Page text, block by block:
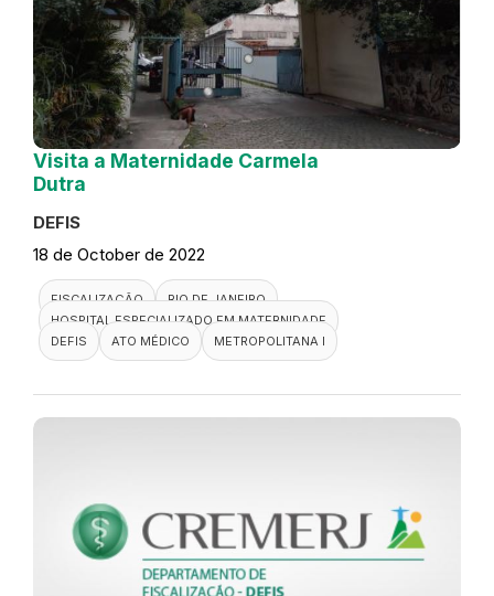
Visita a Maternidade Carmela
Dutra
DEFIS
18 de October de 2022
FISCALIZAÇÃO
RIO DE JANEIRO
HOSPITAL ESPECIALIZADO EM MATERNIDADE
DEFIS
ATO MÉDICO METROPOLITANA I